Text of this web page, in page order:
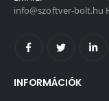
info@szoftver-bolt.hu
INFORMÁCIÓK